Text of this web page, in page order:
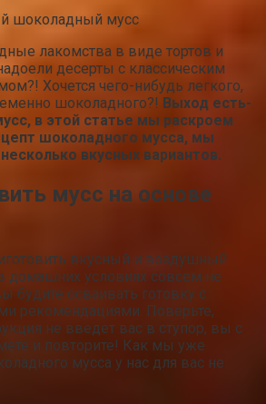
лакомства в виде тортов и
десерты с классическим
Хочется чего-нибудь легкого,
шоколадного?! Выход есть-
в этой статье мы раскроем
шоколадного мусса, мы
вкусных вариантов.
мусс на основе
вкусный и воздушный
домашних условиях совсем не
будите осваивать готовку с
рекомендациями. Поверьте,
не введет вас в ступор, вы с
и повторите! Как мы уже
мусса у нас для вас не